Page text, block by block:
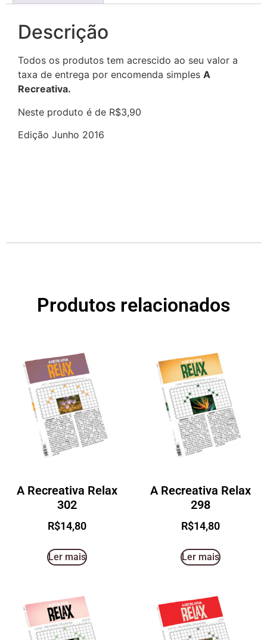
Descrição
Todos os produtos tem acrescido ao seu valor a
taxa de entrega por encomenda simples A
Recreativa.
Neste produto é de R$3,90
Edição Junho 2016
Produtos relacionados
A Recreativa Relax
302
R$14,80
Ler mais
A Recreativa Relax
298
R$14,80
Ler mais